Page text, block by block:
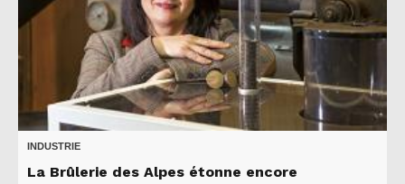
INDUSTRIE
La Brûlerie des Alpes étonne encore